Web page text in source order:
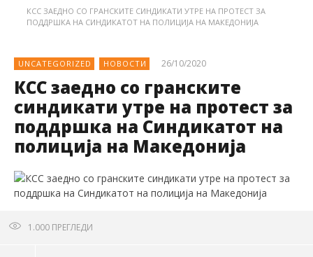
КСС ЗАЕДНО СО ГРАНСКИТЕ СИНДИКАТИ УТРЕ НА ПРОТЕСТ ЗА
ПОДДРШКА НА СИНДИКАТОТ НА ПОЛИЦИЈА НА МАКЕДОНИЈА
UNCATEGORIZED НОВОСТИ 26/10/2020
КСС заедно со гранските
синдикати утре на протест за
поддршка на Синдикатот на
полиција на Македонија
1.000 ПРЕГЛЕДИ